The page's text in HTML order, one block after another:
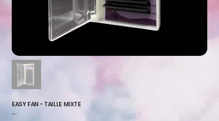
EASY FAN - TAILLE MIXTE
Prix
17,00 €